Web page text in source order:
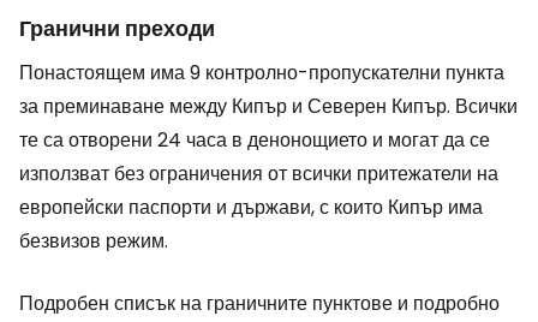
Гранични преходи
Понастоящем има 9 контролно-пропускателни пункта
за преминаване между Кипър и Северен Кипър. Всички
те са отворени 24 часа в денонощието и могат да се
използват без ограничения от всички притежатели на
европейски паспорти и държави, с които Кипър има
безвизов режим.
Подробен списък на граничните пунктове и подробно